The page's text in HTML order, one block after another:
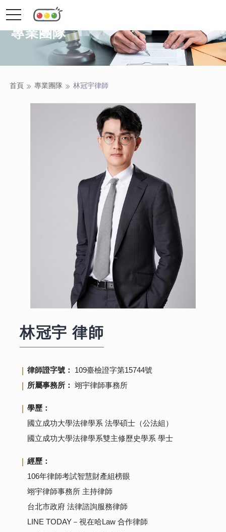
toggle
專業團隊
首頁 專業團隊 林冠宇律師
林冠宇 律師
律師證字號：
109臺檢證字第15744號
所屬事務所：
翊宇律師事務所
學歷：
國立成功大學法律學系 法學碩士（公法組）
國立成功大學法律學系雙主修歷史學系 學士
經歷：
106年律師考試智慧財產組榜眼
翊宇律師事務所 主持律師
台北市政府 法律諮詢服務律師
LINE TODAY－視在哈Law 合作律師